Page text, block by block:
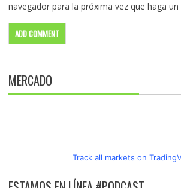
navegador para la próxima vez que haga
MERCADO
Track all markets on